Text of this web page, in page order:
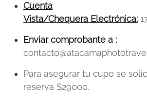
Cuenta
Vista/Chequera Electrónica:
Enviar comprobante a :
Para asegurar tu cupo se
reserva $29000.